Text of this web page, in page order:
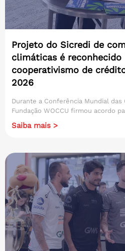
Projeto do Sicredi de
climáticas é
cooperativismo de
2026
Durante a Conferência Mundial
Fundação WOCCU firmou acordo
Saiba mais >